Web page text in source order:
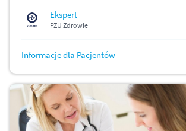
Ekspert
PZU Zdrowie
Informacje dla Pacjentów